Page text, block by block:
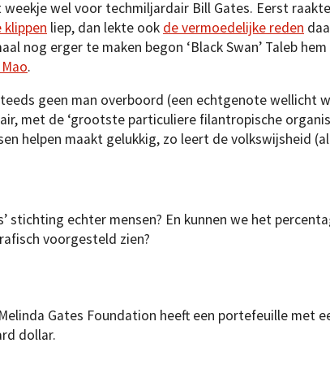
weekje wel voor techmiljardair Bill Gates. Eerst
klippen liep, dan lekte ook de vermoedelijke reden
nog erger te maken begon ‘Black Swan’ Taleb
.
geen man overboord (een echtgenote wellicht
met de ‘grootste particuliere filantropische
helpen maakt gelukkig, zo leert de volkswijsheid
stichting echter mensen? En kunnen we het
voorgesteld zien?
Gates Foundation heeft een portefeuille met
dollar.